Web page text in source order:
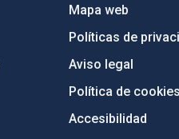
Mapa web
Políticas de
Aviso legal
Política de cookies
Accesibilidad